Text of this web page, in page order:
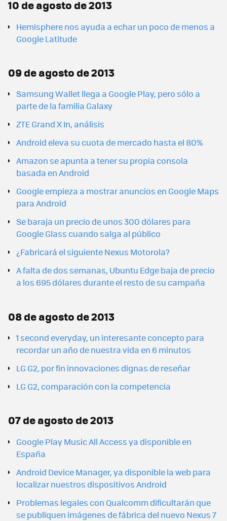
10 de agosto de 2013
Hemisphere nos ayuda a echar un poco de menos a
Google Latitude
09 de agosto de 2013
Samsung Wallet llega a Google Play, pero sólo a
parte de la familia Galaxy
ZTE Grand X In, análisis
Android eleva su cuota de mercado hasta el 80%
Amazon se apunta a tener su propia consola
basada en Android
Google empieza a mostrar anuncios en Google Maps
para Android
Se baraja un precio de unos 300 dólares para
Google Glass cuando salga al público
¿Fabricará el siguiente Nexus Motorola?
A falta de dos semanas, Ubuntu Edge baja de precio
a los 695 dólares durante el resto de su campaña
08 de agosto de 2013
1 second everyday, un interesante concepto para
recordar un año de nuestra vida en 6 minutos
LG G2, por fin innovaciones dignas de reseñar
LG G2, comparación con la competencia
07 de agosto de 2013
Google Play Music All Access ya disponible en
España
Android Device Manager, ya disponible la web para
localizar nuestros dispositivos Android
Problemas legales con Qualcomm dificultarán que
se publiquen imágenes de fábrica del nuevo Nexus 7